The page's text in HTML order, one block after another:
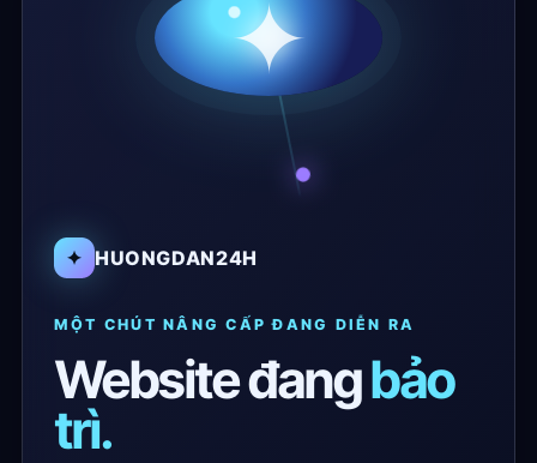
✦ HUONGDAN24H
MỘT CHÚT NÂNG CẤP ĐANG DIỄN RA
Website đangbảo
trì.